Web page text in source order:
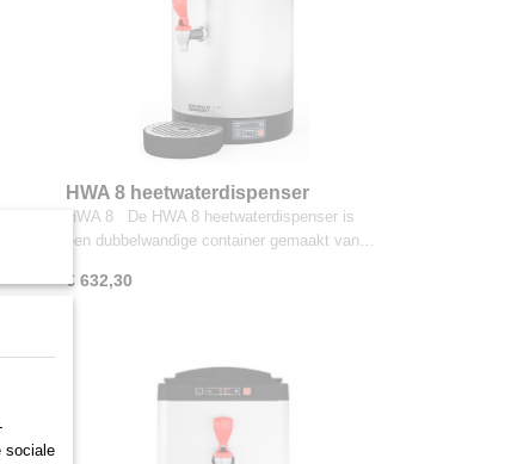
HWA 8 heetwaterdispenser
HWA 8 De HWA 8 heetwaterdispenser is
een dubbelwandige container gemaakt van…
€ 632,30
sociale